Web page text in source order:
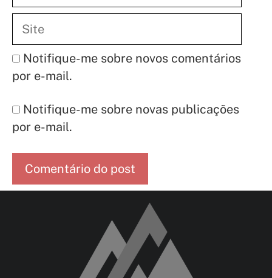
Notifique-me sobre novos comentários
por e-mail.
Notifique-me sobre novas publicações
por e-mail.